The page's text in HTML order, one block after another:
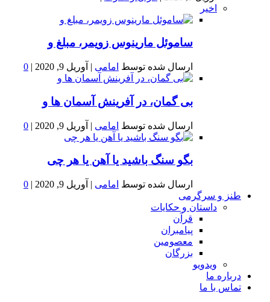
اخیر
ساموئل مارینوس زویمر، مبلغ و
ارسال شده توسط امامی | آوریل 9, 2020 |
0
بى گمان، در آفرينش آسمان ها و
ارسال شده توسط امامی | آوریل 9, 2020 |
0
بگو سنگ باشید یا آهن یا هر چی
ارسال شده توسط امامی | آوریل 9, 2020 |
0
طنز و سرگرمی
داستان و حکایات
قرآن
پیامبران
معصومین
بزرگان
ویدویو
درباره ما
تماس با ما